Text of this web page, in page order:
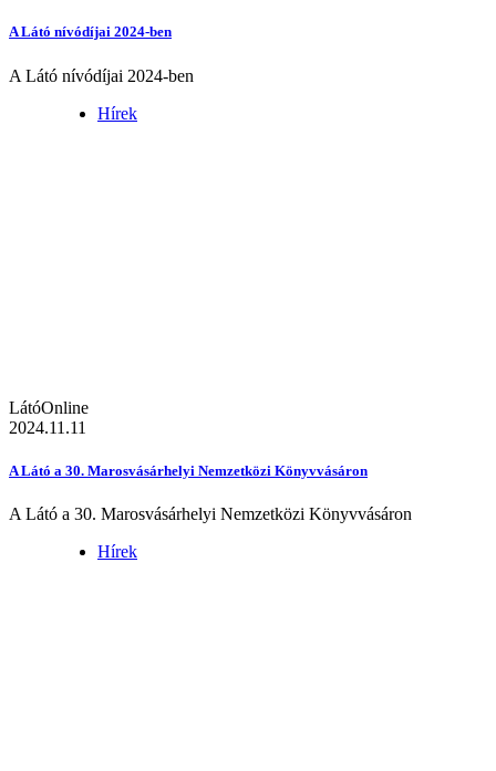
A Látó nívódíjai 2024-ben
A Látó nívódíjai 2024-ben
Hírek
LátóOnline
2024.11.11
A Látó a 30. Marosvásárhelyi Nemzetközi Könyvvásáron
A Látó a 30. Marosvásárhelyi Nemzetközi Könyvvásáron
Hírek